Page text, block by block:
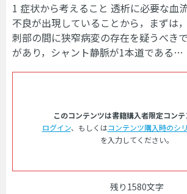
1 症状から考えること 透析に必要な血
不良が出現していることから，まずは
刺部の間に狭窄病変の存在を疑うべき
があり，シャント静脈が1本道である…
このコンテンツは書籍購入者限定コンテ
ログイン、もしくはコンテンツ購入時のシ
を入力してください。
残り1580文字